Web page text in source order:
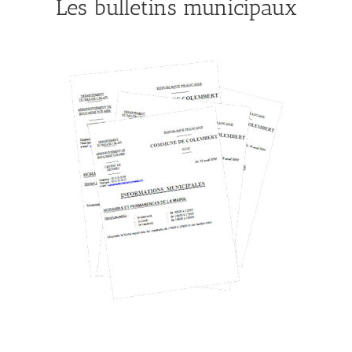
Les bulletins municipaux